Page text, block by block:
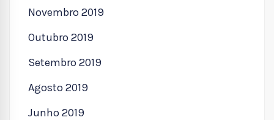
Novembro 2019
Outubro 2019
Setembro 2019
Agosto 2019
Junho 2019